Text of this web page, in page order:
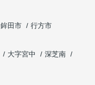
鉾田市
行方市
大字宮中
深芝南